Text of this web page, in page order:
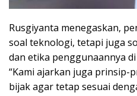
Rusgiyanta menegaskan,
soal teknologi, tetapi juga
dan etika penggunaannya
“Kami ajarkan juga prinsip-
bijak agar tetap sesuai